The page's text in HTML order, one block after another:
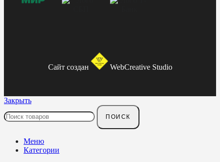
Сайт создан WebCreative Studio
Закрыть
ПОИСК
Меню
Категории